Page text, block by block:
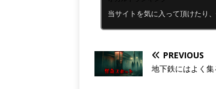
当サイトを気に入って頂けたり
PREVIOUS
地下鉄にはよく